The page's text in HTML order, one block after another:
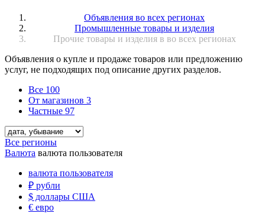
Объявления во всех регионах
Промышленные товары и изделия
Прочие товары и изделия в во всех регионах
Объявления о купле и продаже товаров или предложению
услуг, не подходящих под описание других разделов.
Все 100
От магазинов 3
Частные 97
Все регионы
Валюта валюта пользователя
валюта пользователя
₽ рубли
$ доллары США
€ евро